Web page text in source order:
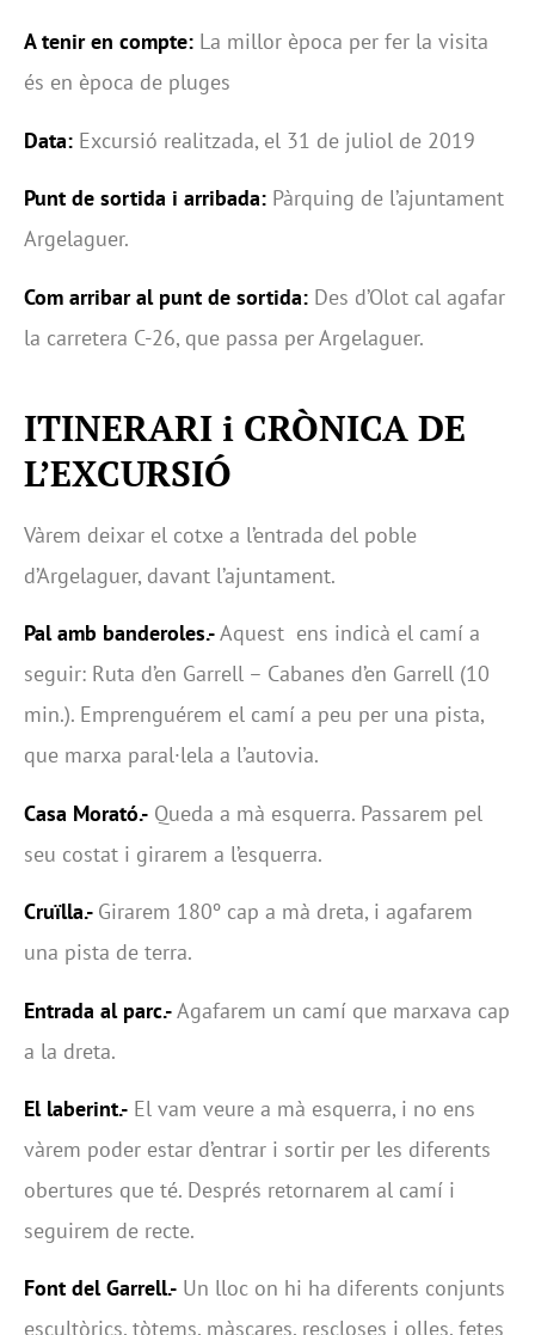
A tenir en compte: La millor època per fer la visita
és en època de pluges
Data: Excursió realitzada, el 31 de juliol de 2019
Punt de sortida i arribada: Pàrquing de l’ajuntament
Argelaguer.
Com arribar al punt de sortida: Des d’Olot cal agafar
la carretera C-26, que passa per Argelaguer.
ITINERARI i CRÒNICA DE
L’EXCURSIÓ
Vàrem deixar el cotxe a l’entrada del poble
d’Argelaguer, davant l’ajuntament.
Pal amb banderoles.-Aquest ens indicà el camí a
seguir: Ruta d’en Garrell – Cabanes d’en Garrell (10
min.). Emprenguérem el camí a peu per una pista,
que marxa paral·lela a l’autovia.
Casa Morató.- Queda a mà esquerra. Passarem pel
seu costat i girarem a l’esquerra.
Cruïlla.- Girarem 180º cap a mà dreta, i agafarem
una pista de terra.
Entrada al parc.-Agafarem un camí que marxava cap
a la dreta.
El laberint.- El vam veure a mà esquerra, i no ens
vàrem poder estar d’entrar i sortir per les diferents
obertures que té. Després retornarem al camí i
seguirem de recte.
Font del Garrell.- Un lloc on hi ha diferents conjunts
escultòrics, tòtems, màscares, rescloses i olles, fetes